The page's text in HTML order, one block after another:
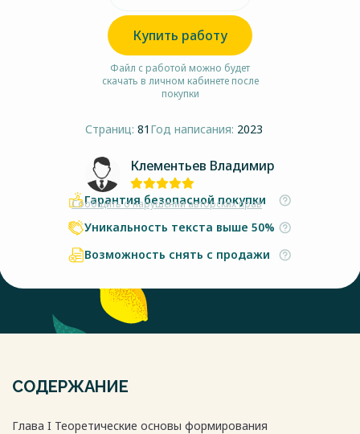
Купить работу
Файл с работой можно будет
скачать в личном кабинете после
покупки
Страниц: 81 Год написания: 2023
Клементьев Владимир
Сообщить о нарушении авторских прав
Гарантия безопасной покупки
Уникальность текста выше 50%
Возможность снять с продажи
СОДЕРЖАНИЕ
Глава I Теоретические основы формирования